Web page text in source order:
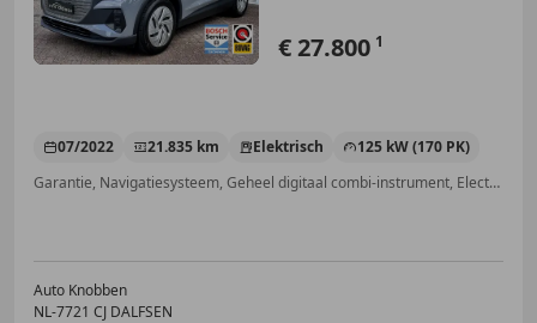
€ 27.800 1
07/2022 21.835 km Elektrisch
125 kW (170 PK)
Garantie, Navigatiesysteem, Geheel digitaal combi-instrument, Electronic Stability Program, Alarm, Parkeerhulp voor, Cruise control, Lane Departure Warning Systeem
Auto Knobben
NL-7721 CJ DALFSEN